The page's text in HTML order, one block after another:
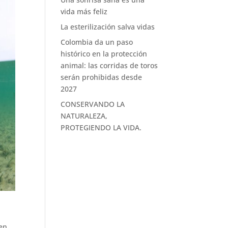
vida más feliz
La esterilización salva vidas
Colombia da un paso
histórico en la protección
animal: las corridas de toros
serán prohibidas desde
2027
CONSERVANDO LA
NATURALEZA,
PROTEGIENDO LA VIDA.